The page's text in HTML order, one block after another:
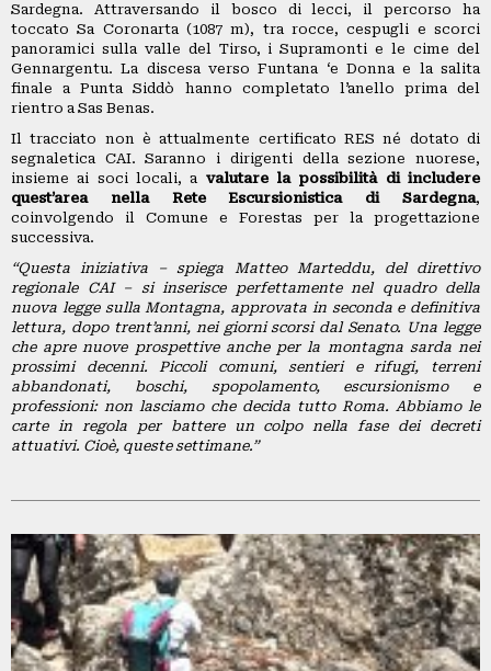
Sardegna. Attraversando il bosco di lecci, il percorso ha
toccato Sa Coronarta (1087 m), tra rocce, cespugli e scorci
panoramici sulla valle del Tirso, i Supramonti e le cime del
Gennargentu. La discesa verso Funtana ‘e Donna e la salita
finale a Punta Siddò hanno completato l’anello prima del
rientro a Sas Benas.
Il tracciato non è attualmente certificato RES né dotato di
segnaletica CAI. Saranno i dirigenti della sezione nuorese,
insieme ai soci locali, a valutare la possibilità di includere
quest’area nella Rete Escursionistica di Sardegna,
coinvolgendo il Comune e Forestas per la progettazione
successiva.
“Questa iniziativa – spiega Matteo Marteddu, del direttivo
regionale CAI – si inserisce perfettamente nel quadro della
nuova legge sulla Montagna, approvata in seconda e definitiva
lettura, dopo trent’anni, nei giorni scorsi dal Senato. Una legge
che apre nuove prospettive anche per la montagna sarda nei
prossimi decenni. Piccoli comuni, sentieri e rifugi, terreni
abbandonati, boschi, spopolamento, escursionismo e
professioni: non lasciamo che decida tutto Roma. Abbiamo le
carte in regola per battere un colpo nella fase dei decreti
attuativi. Cioè, queste settimane.”